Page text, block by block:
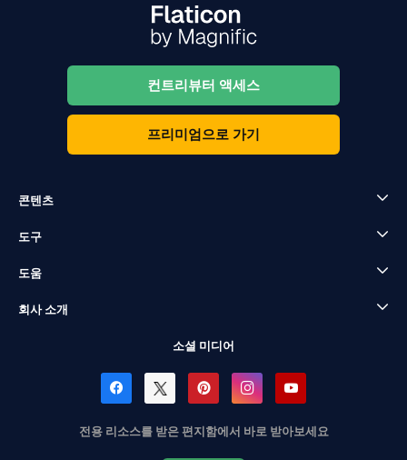
컨트리뷰터 액세스
프리미엄으로 가기
콘텐츠
도구
도움
회사 소개
소셜 미디어
전용 리소스를 받은 편지함에서 바로 받아보세요